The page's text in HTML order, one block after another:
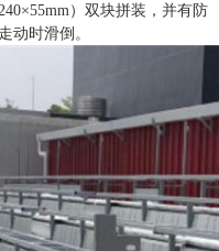
）双块拼装，并有防
动时滑倒。